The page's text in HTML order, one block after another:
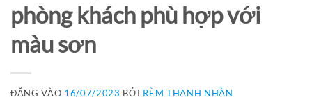
phòng khách phù hợp với
màu sơn
ĐĂNG VÀO 16/07/2023 BỞI RÈM THANH NHÀN